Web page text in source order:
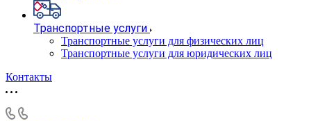
Транспортные услуги
Транспортные услуги для физических лиц
Транспортные услуги для юридических лиц
Контакты